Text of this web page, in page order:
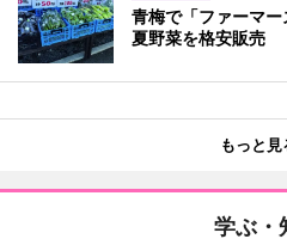
青梅で「ファーマ
夏野菜を格安販売
もっと見
学ぶ・